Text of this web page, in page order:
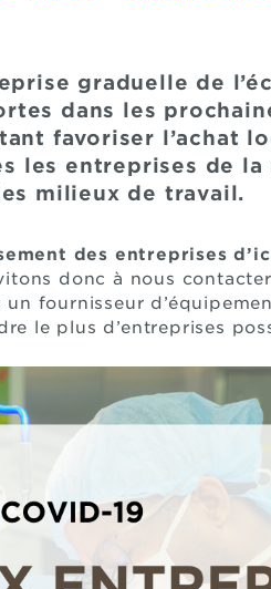
graduelle de
dans les
favoriser l’achat
les entreprises de
milieux de travail.
des entreprises
donc à nous contacter
un fournisseur
le plus d’entreprises